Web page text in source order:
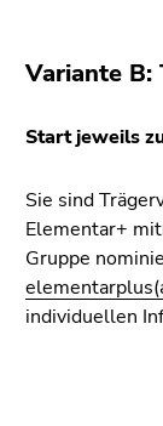
Variante B:
Start jeweils
Sie sind
Elementar+
Gruppe
individuellen